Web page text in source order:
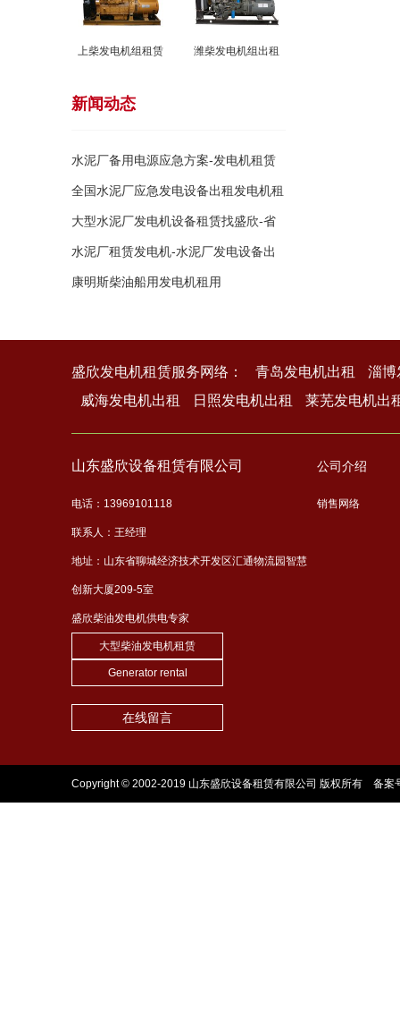
上柴发电机组租赁 潍柴发电机组出租
新闻动态
水泥厂备用电源应急方案-发电机租赁
出租
全国水泥厂应急发电设备出租发电机租
赁
大型水泥厂发电机设备租赁找盛欣-省
钱省
水泥厂租赁发电机-水泥厂发电设备出
租租
康明斯柴油船用发电机租用
盛欣发电机租赁服务网络： 青岛发电机出租
淄博
威海发电机出租
日照发电机出租 莱芜发电机出
山东盛欣设备租赁有限公司
电话：13969101118
联系人：王经理
地址：山东省聊城经济技术开发区汇通物流园智慧
创新大厦209-5室
盛欣柴油发电机供电专家
大型柴油发电机租赁
Generator rental
在线留言
公司介绍
销售网络
Copyright © 2002-2019 山东盛欣设备租赁有限公司 版权所有 备案